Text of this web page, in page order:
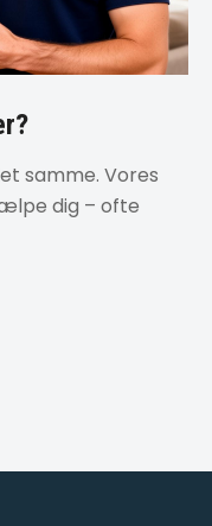
samme. Vores
dig – ofte